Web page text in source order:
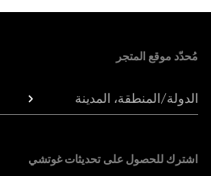
مُحدّد موقع المتجر
الدولة/المنطقة، المدينة
اشترك للحصول على تحديثات غوتشي